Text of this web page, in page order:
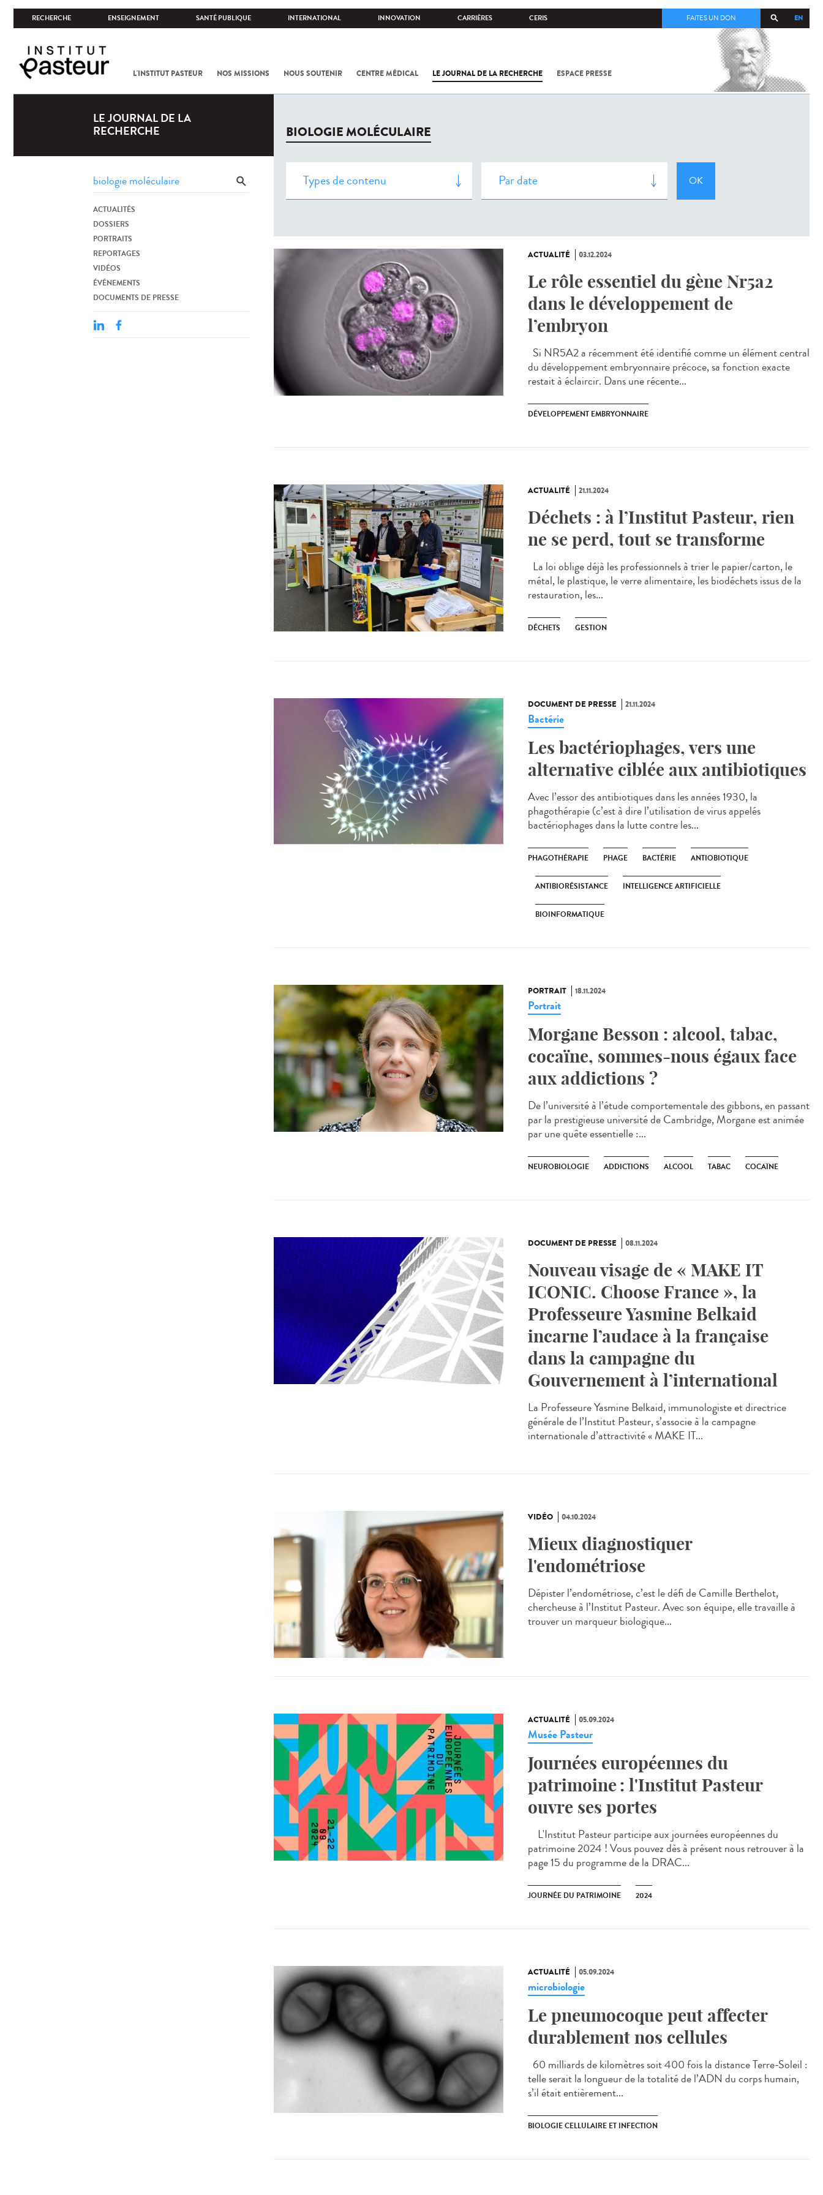
RECHERCHE ENSEIGNEMENT SANTÉ PUBLIQUE INTERNATIONAL INNOVATION CARRIÈRES CERIS EN
FAITES UN DON
L'INSTITUT PASTEUR NOS MISSIONS NOUS SOUTENIR CENTRE MÉDICAL LE JOURNAL DE LA RECHERCHE ESPACE PRESSE
COV-2 /
LE JOURNAL DE LA
RECHERCHE
ACTUALITÉS
DOSSIERS
PORTRAITS
REPORTAGES
VIDÉOS
ÉVÉNEMENTS
DOCUMENTS DE PRESSE
BIOLOGIE MOLÉCULAIRE
ACTUALITÉ 03.12.2024
Le rôle essentiel du gène Nr5a2
dans le développement de
l’embryon
Si NR5A2 a récemment été identifié comme un élément central
du développement embryonnaire précoce, sa fonction exacte
restait à éclaircir. Dans une récente...
DÉVELOPPEMENT EMBRYONNAIRE
ACTUALITÉ 21.11.2024
Déchets : à l’Institut Pasteur, rien
ne se perd, tout se transforme
La loi oblige déjà les professionnels à trier le papier/carton, le
métal, le plastique, le verre alimentaire, les biodéchets issus de la
restauration, les...
DÉCHETS GESTION
DOCUMENT DE PRESSE 21.11.2024
Bactérie
Les bactériophages, vers une
alternative ciblée aux antibiotiques
Avec l’essor des antibiotiques dans les années 1930, la
phagothérapie (c’est à dire l’utilisation de virus appelés
bactériophages dans la lutte contre les...
PHAGOTHÉRAPIE PHAGE BACTÉRIE ANTIOBIOTIQUE
ANTIBIORÉSISTANCE INTELLIGENCE ARTIFICIELLE
BIOINFORMATIQUE
PORTRAIT 18.11.2024
Portrait
Morgane Besson : alcool, tabac,
cocaïne, sommes-nous égaux face
aux addictions ?
De l’université à l’étude comportementale des gibbons, en passant
par la prestigieuse université de Cambridge, Morgane est animée
par une quête essentielle :...
NEUROBIOLOGIE ADDICTIONS ALCOOL TABAC COCAÏNE
DOCUMENT DE PRESSE 08.11.2024
Nouveau visage de « MAKE IT
ICONIC. Choose France », la
Professeure Yasmine Belkaid
incarne l’audace à la française
dans la campagne du
Gouvernement à l’international
La Professeure Yasmine Belkaid, immunologiste et directrice
générale de l’Institut Pasteur, s’associe à la campagne
internationale d’attractivité « MAKE IT...
VIDÉO 04.10.2024
Mieux diagnostiquer
l'endométriose
Dépister l’endométriose, c’est le défi de Camille Berthelot,
chercheuse à l’Institut Pasteur. Avec son équipe, elle travaille à
trouver un marqueur biologique...
ACTUALITÉ 05.09.2024
Musée Pasteur
Journées européennes du
patrimoine : l'Institut Pasteur
ouvre ses portes
L'Institut Pasteur participe aux journées européennes du
patrimoine 2024 ! Vous pouvez dès à présent nous retrouver à la
page 15 du programme de la DRAC...
JOURNÉE DU PATRIMOINE 2024
ACTUALITÉ 05.09.2024
microbiologie
Le pneumocoque peut affecter
durablement nos cellules
60 milliards de kilomètres soit 400 fois la distance Terre-Soleil :
telle serait la longueur de la totalité de l’ADN du corps humain,
s’il était entièrement...
BIOLOGIE CELLULAIRE ET INFECTION